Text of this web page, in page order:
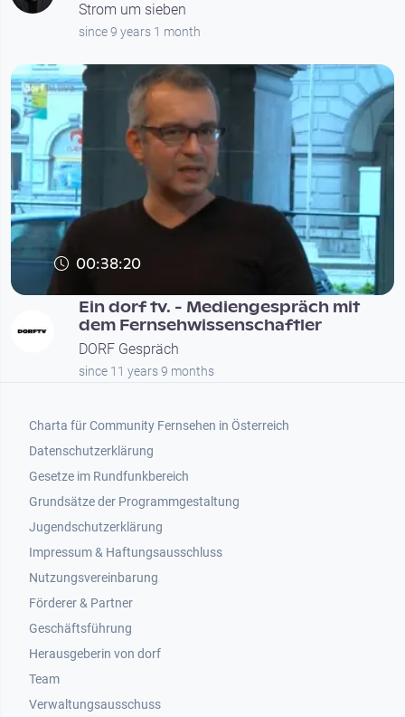
Strom um sieben
since 9 years 1 month
00:38:20
Ein dorf tv. - Mediengespräch mit
dem Fernsehwissenschaftler
DORF Gespräch
since 11 years 9 months
Footer 1
Charta für Community Fernsehen in Österreich
Datenschutzerklärung
Gesetze im Rundfunkbereich
Grundsätze der Programmgestaltung
Jugendschutzerklärung
Impressum & Haftungsausschluss
Nutzungsvereinbarung
Footer 2
Förderer & Partner
Geschäftsführung
Herausgeberin von dorf
Team
Verwaltungsausschuss